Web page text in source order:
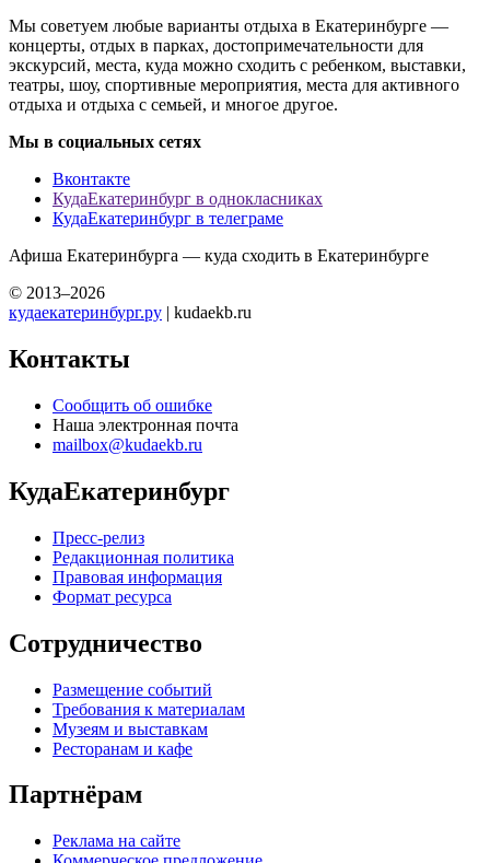
Мы советуем любые варианты отдыха в Екатеринбурге —
концерты, отдых в парках, достопримечательности для
экскурсий, места, куда можно сходить с ребенком, выставки,
театры, шоу, спортивные мероприятия, места для активного
отдыха и отдыха с семьей, и многое другое.
Мы в социальных сетях
Вконтакте
КудаЕкатеринбург в однокласниках
КудаЕкатеринбург в телеграме
Афиша Екатеринбурга — куда сходить в Екатеринбурге
© 2013–2026
кудаекатеринбург.ру | kudaekb.ru
Контакты
Сообщить об ошибке
Наша электронная почта
mailbox@kudaekb.ru
КудаЕкатеринбург
Пресс-релиз
Редакционная политика
Правовая информация
Формат ресурса
Сотрудничество
Размещение событий
Требования к материалам
Музеям и выставкам
Ресторанам и кафе
Партнёрам
Реклама на сайте